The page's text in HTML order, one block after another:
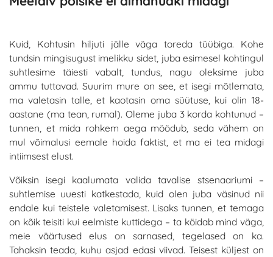
Kuid, Kohtusin hiljuti jälle väga toreda tüübiga. Kohe
tundsin mingisugust imelikku sidet, juba esimesel kohtingul
suhtlesime täiesti vabalt, tundus, nagu oleksime juba
ammu tuttavad. Suurim mure on see, et isegi mõtlemata,
ma valetasin talle, et kaotasin oma süütuse, kui olin 18-
aastane (ma tean, rumal). Oleme juba 3 korda kohtunud –
tunnen, et mida rohkem aega möödub, seda vähem on
mul võimalusi eemale hoida faktist, et ma ei tea midagi
intiimsest elust.
Võiksin isegi kaalumata valida tavalise stsenaariumi –
suhtlemise uuesti katkestada, kuid olen juba väsinud nii
endale kui teistele valetamisest. Lisaks tunnen, et temaga
on kõik teisiti kui eelmiste kuttidega – ta köidab mind väga,
meie väärtused elus on sarnased, tegelased on ka.
Tahaksin teada, kuhu asjad edasi viivad. Teisest küljest on